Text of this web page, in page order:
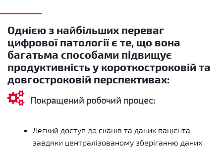
Однією з найбільших переваг
цифрової патології є те, що вона
багатьма способами підвищує
продуктивність у короткостроковій та
довгостроковій перспективах:
Покращений робочий процес:
Легкий доступ до сканів та даних пацієнта
завдяки централізованому зберіганню даних